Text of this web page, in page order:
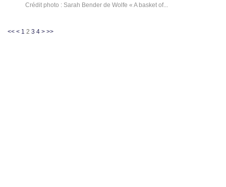
Crédit photo : Sarah Bender de Wolfe « A basket of...
<< < 1 2 3 4 > >>